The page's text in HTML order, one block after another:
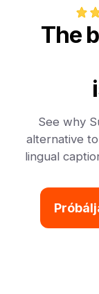
The
See why
alternative
lingual